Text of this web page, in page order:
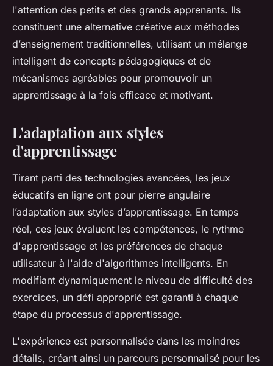
herbert•21 février 2024•2 min de lecture
l'attention des petits et des grands apprenants. Ils
constituent une alternative créative aux méthodes
d’enseignement traditionnelles, utilisant un mélange
intelligent de concepts pédagogiques et de
mécanismes agréables pour promouvoir un
apprentissage à la fois efficace et motivant.
L'adaptation aux styles
d'apprentissage
Tirant parti des technologies avancées, les jeux
éducatifs en ligne ont pour pierre angulaire
l’adaptation aux styles d’apprentissage. En temps
réel, ces jeux évaluent les compétences, le rythme
d'apprentissage et les préférences de chaque
utilisateur à l'aide d'algorithmes intelligents. En
modifiant dynamiquement le niveau de difficulté des
exercices, un défi approprié est garanti à chaque
étape du processus d'apprentissage.
L'expérience est personnalisée dans les moindres
détails, créant ainsi un parcours personnalisé pour les